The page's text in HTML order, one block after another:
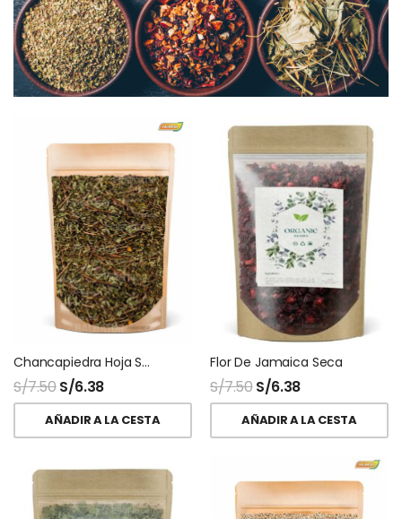
Chancapiedra Hoja Seca
S/7.50S/6.38
AÑADIR A LA CESTA
Flor De Jamaica Seca
S/7.50S/6.38
AÑADIR A LA CESTA